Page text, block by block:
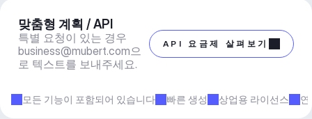
맞춤형 계획 / API
business@mubert.com으
로 텍스트를 보내주세요.
API 요금제 살펴보기
모든 기능이 포함되어 있습니다 빠른 생성 상업용 라이선스